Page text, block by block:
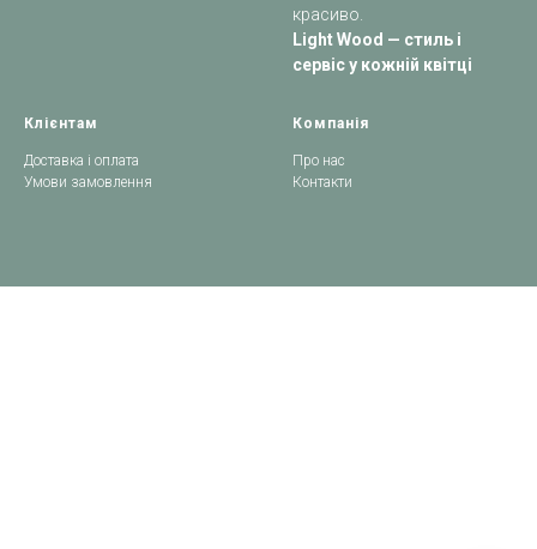
красиво.
Light Wood — стиль і
сервіс у кожній квітці
Клієнтам
Доставка і оплата
Умови замовлення
Компанія
Про нас
Контакти